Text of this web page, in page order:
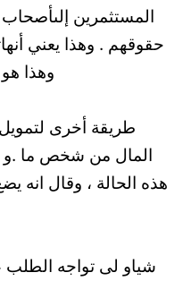
المستثمرين
حقوقهم . وهذا يعني
وهذا
طريقة أخرى
المال من شخص ما .و
هذه الحالة ، وقال انه
شياو لى تواجه الطلب